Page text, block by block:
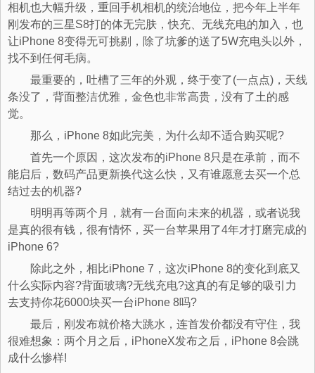
相机也大幅升级，重回手机相机的统治地位，把今年上半年
刚发布的三星S8打的体无完肤，快充、无线充电的加入，也
让iPhone 8变得无可挑剔，除了坑爹的送了5W充电头以外，
找不到任何毛病。
最重要的，吐槽了三年的外观，终于变了(一点点)，天线
条没了，背面整洁优雅，金色也非常高贵，没有了土的感
觉。
那么，iPhone 8如此完美，为什么却不适合购买呢?
首先一个原因，这次发布的iPhone 8只是在承前，而不
能启后，数码产品更新换代这么快，又有谁愿意去买一个总
结过去的机器?
明明再等两个月，就有一台面向未来的机器，或者说我
是真的很有钱，很有情怀，买一台苹果用了4年才打磨完成的
iPhone 6?
除此之外，相比iPhone 7，这次iPhone 8的变化到底又
什么实际内容?背面玻璃?无线充电?这真的有足够的吸引力
去支持你花6000块买一台iPhone 8吗?
最后，刚发布就价格大跳水，连首发价都没有守住，我
很难想象：两个月之后，iPhoneX发布之后，iPhone 8会跳
成什么惨样!